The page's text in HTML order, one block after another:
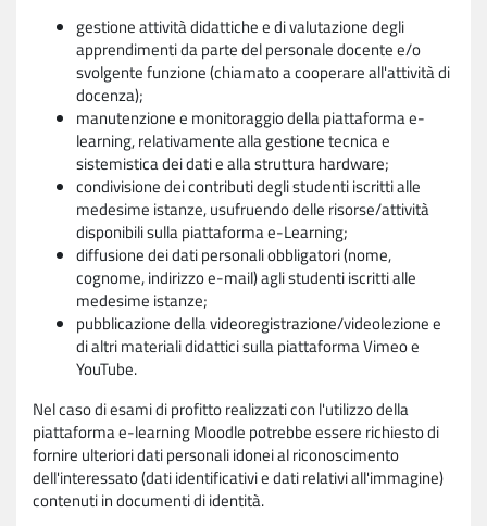
gestione attività didattiche e di valutazione degli
apprendimenti da parte del personale docente e/o
svolgente funzione (chiamato a cooperare all'attività di
docenza);
manutenzione e monitoraggio della piattaforma e-
learning, relativamente alla gestione tecnica e
sistemistica dei dati e alla struttura hardware;
condivisione dei contributi degli studenti iscritti alle
medesime istanze, usufruendo delle risorse/attività
disponibili sulla piattaforma e-Learning;
diffusione dei dati personali obbligatori (nome,
cognome, indirizzo e-mail) agli studenti iscritti alle
medesime istanze;
pubblicazione della videoregistrazione/videolezione e
di altri materiali didattici sulla piattaforma Vimeo e
YouTube.
Nel caso di esami di profitto realizzati con l'utilizzo della
piattaforma e-learning Moodle potrebbe essere richiesto di
fornire ulteriori dati personali idonei al riconoscimento
dell'interessato (dati identificativi e dati relativi all'immagine)
contenuti in documenti di identità.